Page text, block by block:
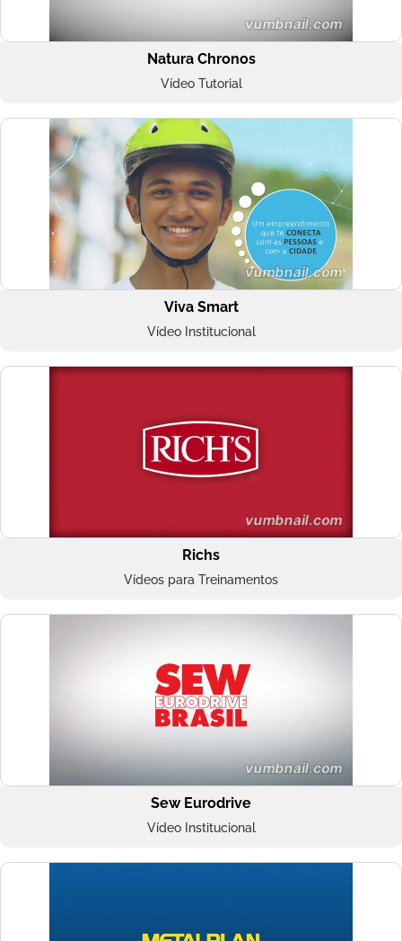
Natura Chronos
Vídeo Tutorial
Viva Smart
Vídeo Institucional
Richs
Vídeos para Treinamentos
Sew Eurodrive
Vídeo Institucional